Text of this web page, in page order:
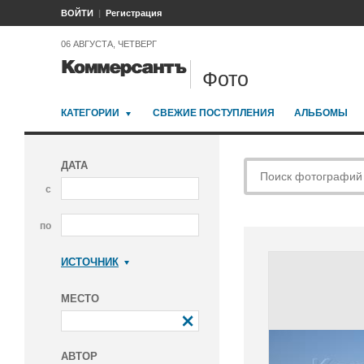
ВОЙТИ Регистрация
06 АВГУСТА, ЧЕТВЕРГ
Фото
КАТЕГОРИИ СВЕЖИЕ ПОСТУПЛЕНИЯ АЛЬБОМЫ
ДАТА
с
по
ИСТОЧНИК
МЕСТО
АВТОР